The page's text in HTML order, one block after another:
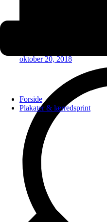
Forside
Plakater & lærredsprint
oktober 20, 2018